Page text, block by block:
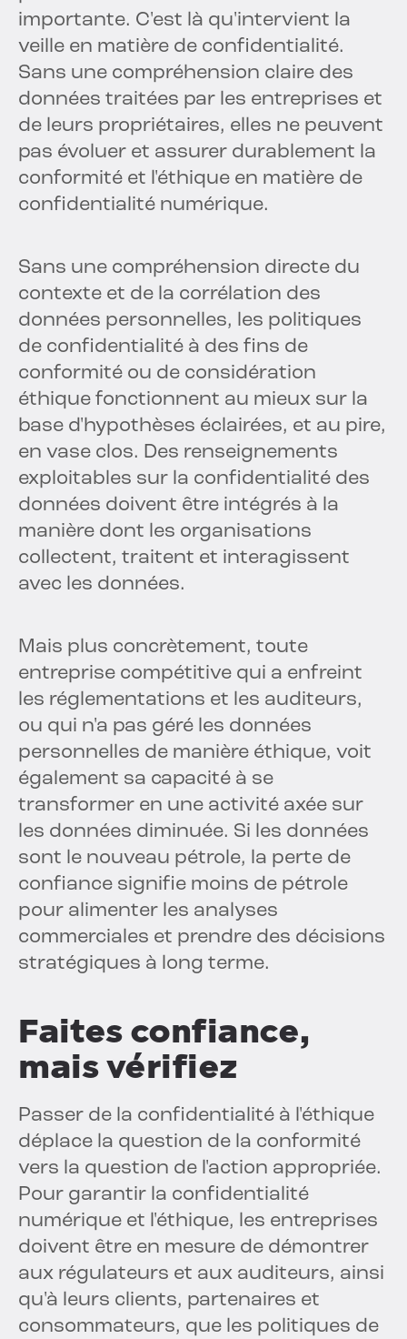
importante. C'est là qu'intervient la
veille en matière de confidentialité.
Sans une compréhension claire des
données traitées par les entreprises et
de leurs propriétaires, elles ne peuvent
pas évoluer et assurer durablement la
conformité et l'éthique en matière de
confidentialité numérique.
Sans une compréhension directe du
contexte et de la corrélation des
données personnelles, les politiques
de confidentialité à des fins de
conformité ou de considération
éthique fonctionnent au mieux sur la
base d'hypothèses éclairées, et au pire,
en vase clos. Des renseignements
exploitables sur la confidentialité des
données doivent être intégrés à la
manière dont les organisations
collectent, traitent et interagissent
avec les données.
Mais plus concrètement, toute
entreprise compétitive qui a enfreint
les réglementations et les auditeurs,
ou qui n'a pas géré les données
personnelles de manière éthique, voit
également sa capacité à se
transformer en une activité axée sur
les données diminuée. Si les données
sont le nouveau pétrole, la perte de
confiance signifie moins de pétrole
pour alimenter les analyses
commerciales et prendre des décisions
stratégiques à long terme.
Faites confiance,
mais vérifiez
Passer de la confidentialité à l'éthique
déplace la question de la conformité
vers la question de l'action appropriée.
Pour garantir la confidentialité
numérique et l'éthique, les entreprises
doivent être en mesure de démontrer
aux régulateurs et aux auditeurs, ainsi
qu'à leurs clients, partenaires et
consommateurs, que les politiques de